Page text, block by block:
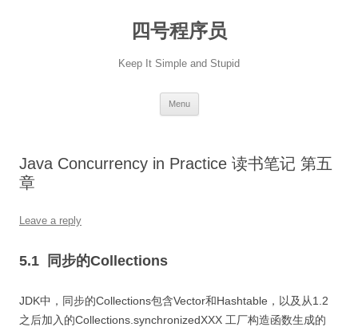
四号程序员
Keep It Simple and Stupid
Menu
Java Concurrency in Practice 读书笔记 第五
章
Leave a reply
5.1 同步的Collections
JDK中，同步的Collections包含Vector和Hashtable，以及从1.2
之后加入的Collections.synchronizedXXX 工厂构造函数生成的